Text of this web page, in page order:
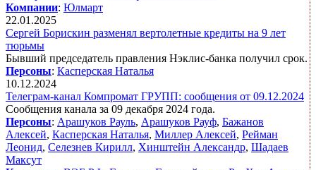
Компании: Юлмарт
22.01.2025
Сергей Борискин разменял вертолетные кредиты на 9 лет
тюрьмы
Бывший председатель правления Нэклис-банка получил срок.
Персоны: Касперская Наталья
10.12.2024
Телеграм-канал Компромат ГРУПП: сообщения от 09.12.2024
Сообщения канала за 09 декабря 2024 года.
Персоны: Арашуков Рауль, Арашуков Рауф, Бажанов
Алексей, Касперская Наталья, Миллер Алексей, Рейман
Леонид, Селезнев Кирилл, Хинштейн Александр, Шадаев
Максут